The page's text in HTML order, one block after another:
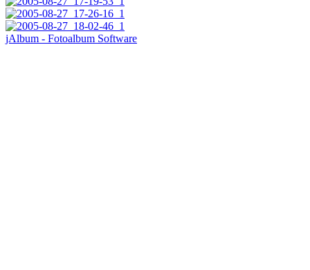
jAlbum - Fotoalbum Software